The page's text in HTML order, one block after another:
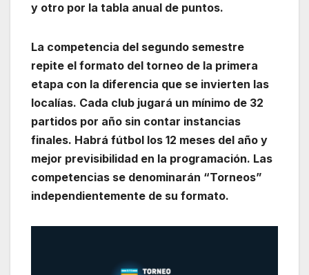
y otro por la tabla anual de puntos.
La competencia del segundo semestre
repite el formato del torneo de la primera
etapa con la diferencia que se invierten las
localías. Cada club jugará un mínimo de 32
partidos por año sin contar instancias
finales. Habrá fútbol los 12 meses del año y
mejor previsibilidad en la programación. Las
competencias se denominarán “Torneos”
independientemente de su formato.